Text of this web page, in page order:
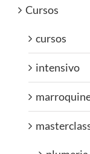
Cursos
cursos
intensivo